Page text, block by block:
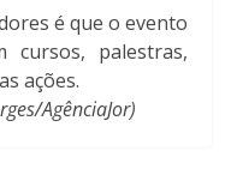
é que o evento
cursos, palestras,
ações.
AgênciaJor)